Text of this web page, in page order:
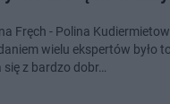
Fręch - Polina
wielu ekspertów było
się z bardzo dobr…